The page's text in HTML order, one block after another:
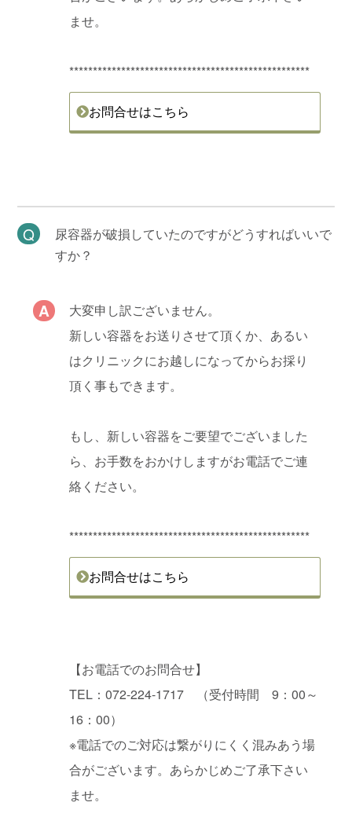
ませ。
***************************************************
お問合せはこちら
尿容器が破損していたのですがどうすればいいで
すか？
大変申し訳ございません。
新しい容器をお送りさせて頂くか、あるい
はクリニックにお越しになってからお採り
頂く事もできます。
もし、新しい容器をご要望でございました
ら、お手数をおかけしますがお電話でご連
絡ください。
***************************************************
お問合せはこちら
【お電話でのお問合せ】
TEL：072-224-1717 （受付時間 9：00～
16：00）
※電話でのご対応は繋がりにくく混みあう場
合がございます。あらかじめご了承下さい
ませ。